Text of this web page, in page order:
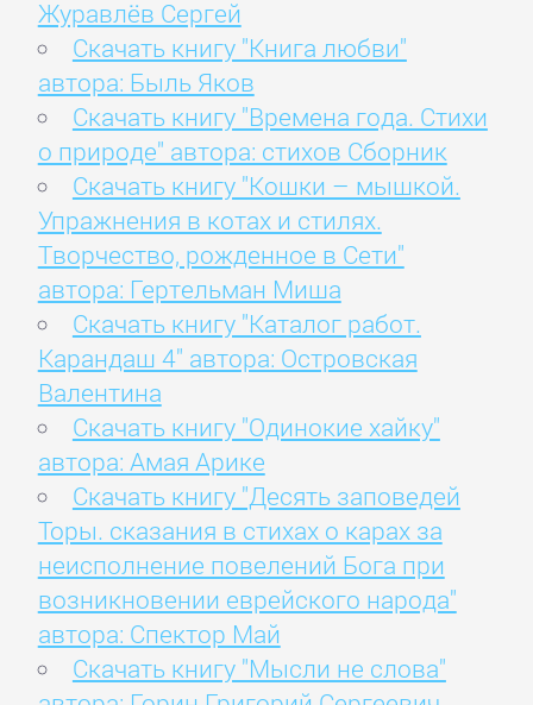
Журавлёв Сергей
Скачать книгу "Книга любви"
автора: Быль Яков
Скачать книгу "Времена года. Стихи
о природе" автора: стихов Сборник
Скачать книгу "Кошки – мышкой.
Упражнения в котах и стилях.
Творчество, рожденное в Сети"
автора: Гертельман Миша
Скачать книгу "Каталог работ.
Карандаш 4" автора: Островская
Валентина
Скачать книгу "Одинокие хайку"
автора: Амая Арике
Скачать книгу "Десять заповедей
Торы. сказания в стихах о карах за
неисполнение повелений Бога при
возникновении еврейского народа"
автора: Спектор Май
Скачать книгу "Мысли не слова"